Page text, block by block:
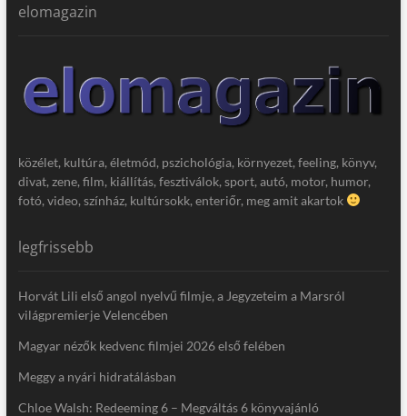
elomagazin
közélet, kultúra, életmód, pszichológia, környezet, feeling, könyv,
divat, zene, film, kiállítás, fesztiválok, sport, autó, motor, humor,
fotó, video, színház, kultúrsokk, enteriőr, meg amit akartok
legfrissebb
Horvát Lili első angol nyelvű filmje, a Jegyzeteim a Marsról
világpremierje Velencében
Magyar nézők kedvenc filmjei 2026 első felében
Meggy a nyári hidratálásban
Chloe Walsh: Redeeming 6 – Megváltás 6 könyvajánló